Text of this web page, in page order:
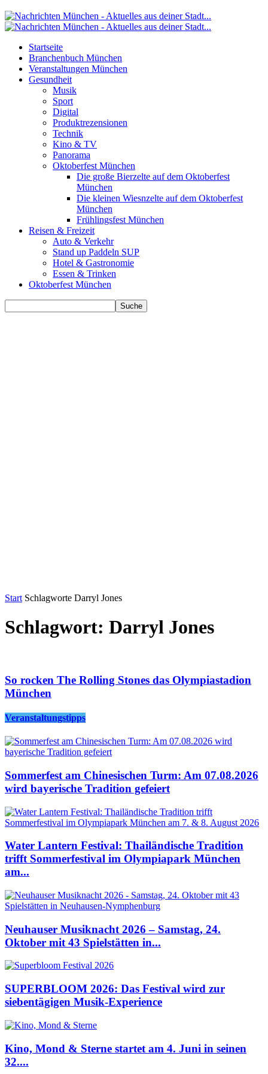
Startseite
Branchenbuch München
Veranstaltungen München
Gesundheit
Musik
Sport
Digital
Produktrezensionen
Technik
Kino & TV
Panorama
Oktoberfest München
Die große Bierzelte auf dem Oktoberfest
München
Die kleinen Wiesnzelte auf dem Oktoberfest
München
Frühlingsfest München
Reisen & Freizeit
Auto & Verkehr
Stand up Paddeln SUP
Hotel & Gastronomie
Essen & Trinken
Oktoberfest München
Start Schlagworte Darryl Jones
Schlagwort: Darryl Jones
So rocken The Rolling Stones das Olympiastadion
München
Veranstaltungstipps
Sommerfest am Chinesischen Turm: Am 07.08.2026
wird bayerische Tradition gefeiert
Water Lantern Festival: Thailändische Tradition
trifft Sommerfestival im Olympiapark München
am...
Neuhauser Musiknacht 2026 – Samstag, 24.
Oktober mit 43 Spielstätten in...
SUPERBLOOM 2026: Das Festival wird zur
siebentägigen Musik-Experience
Kino, Mond & Sterne startet am 4. Juni in seinen
32....